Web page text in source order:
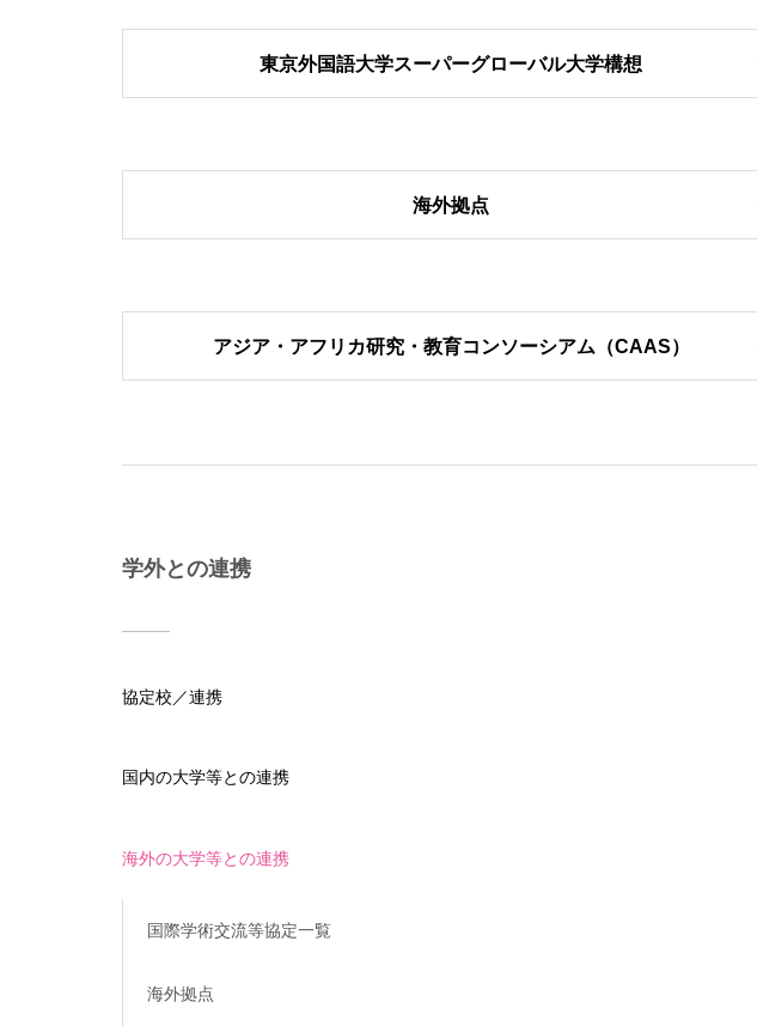
東京外国語大学スーパーグローバル大学構想
海外拠点
アジア・アフリカ研究・教育コンソーシアム（CAAS）
学外との連携
協定校／連携
国内の大学等との連携
海外の大学等との連携
国際学術交流等協定一覧
海外拠点